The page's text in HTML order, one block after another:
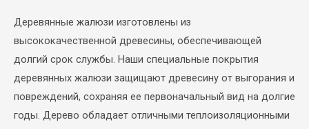
Деревянные жалюзи изготовлены из
высококачественной древесины, обеспечивающей
долгий срок службы. Наши специальные покрытия
деревянных жалюзи защищают древесину от выгорания и
повреждений, сохраняя ее первоначальный вид на долгие
годы. Дерево обладает отличными теплоизоляционными